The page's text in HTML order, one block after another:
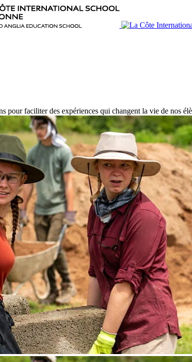
faciliter des expériences qui changent la vie de nos